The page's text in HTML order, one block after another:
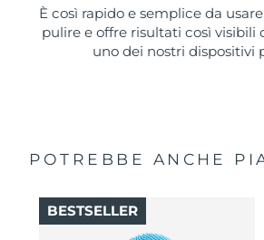
È così rapido e semplice da
pulire e offre risultati così visibili
uno dei nostri dispositivi
POTREBBE ANCHE
BESTSELLER